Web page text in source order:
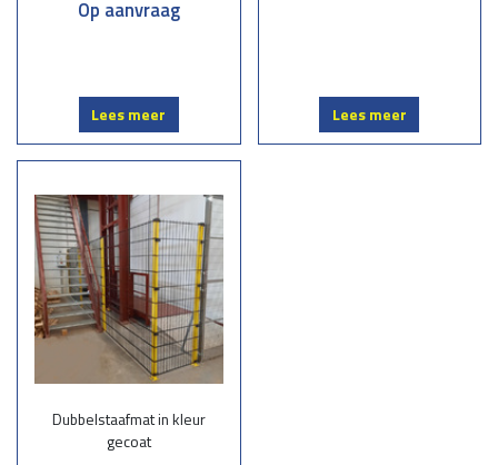
Professionele montage:Ons ervaren team zorgt voor een vakkundige
Dubbelstaafmatten zijn uitermate geschikt voor uiteenlopende
toepassingen:
Tuinomheiningen : Creëer een veilige en stijlvolle afbakening voor uw
tuin.
Bedrijventerreinen:Bescherm uw terrein tegen ongewenste toegang.
Sportvelden:Zorg voor stevige afscherming zonder het zicht te
belemmeren.
Veiligheid voor kinderen met duurzame omheiningen.
Onze werkwijze
Op aanvraag
Lees meer Lees meer
Dubbelstaafmat in kleur
gecoat